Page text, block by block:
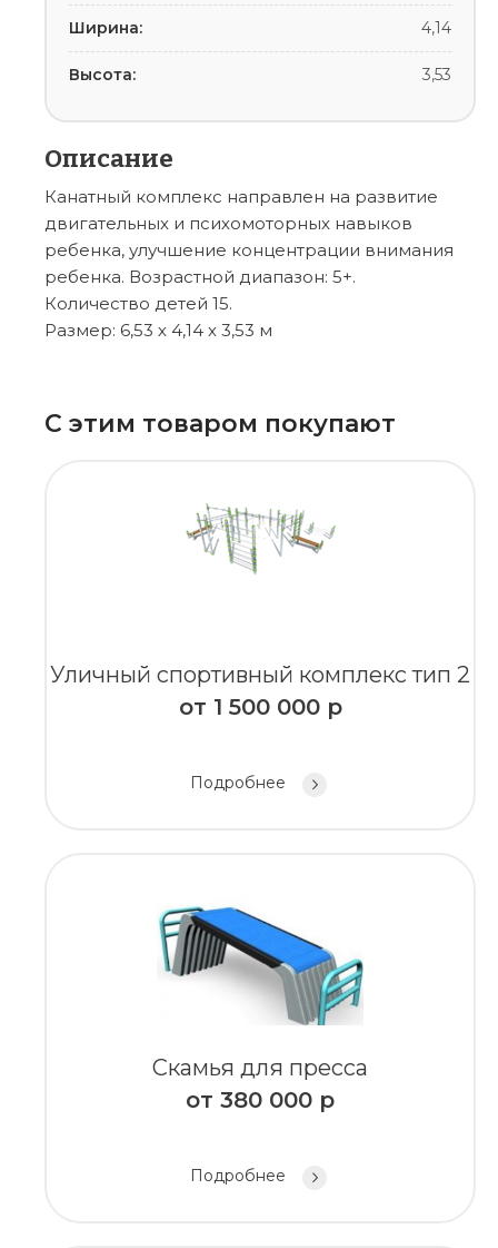
Ширина: 4,14
Высота: 3,53
Описание
Канатный комплекс направлен на развитие
двигательных и психомоторных навыков
ребенка, улучшение концентрации внимания
ребенка. Возрастной диапазон: 5+.
Количество детей 15.
Размер: 6,53 х 4,14 х 3,53 м
С этим товаром покупают
Уличный спортивный комплекс тип 2
от 1 500 000 р
Подробнее
Скамья для пресса
от 380 000 р
Подробнее